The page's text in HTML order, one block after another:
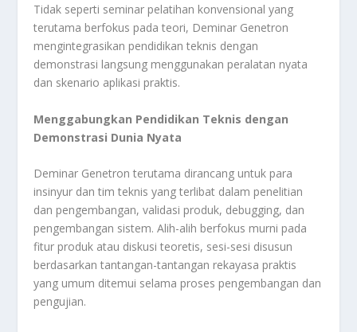
Tidak seperti seminar pelatihan konvensional yang
terutama berfokus pada teori, Deminar Genetron
mengintegrasikan pendidikan teknis dengan
demonstrasi langsung menggunakan peralatan nyata
dan skenario aplikasi praktis.
Menggabungkan Pendidikan Teknis dengan
Demonstrasi Dunia Nyata
Deminar Genetron terutama dirancang untuk para
insinyur dan tim teknis yang terlibat dalam penelitian
dan pengembangan, validasi produk, debugging, dan
pengembangan sistem. Alih-alih berfokus murni pada
fitur produk atau diskusi teoretis, sesi-sesi disusun
berdasarkan tantangan-tantangan rekayasa praktis
yang umum ditemui selama proses pengembangan dan
pengujian.